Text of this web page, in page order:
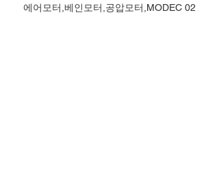
에어모터,베인모터,공압모터,MODEC 02